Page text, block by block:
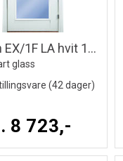
Id Tun EX/1F LA hvit 12x22
glass
(42 dager)
8 723,-